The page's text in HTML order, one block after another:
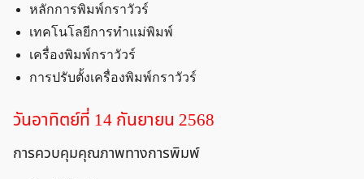
หลักการพิมพ์กราวัวร์
เทคโนโลยีการทำแม่พิมพ์
เครื่องพิมพ์กราวัวร์
การปรับตั้งเครื่องพิมพ์กราวัวร์
วันอาทิตย์ที่ 14 กันยายน 2568
การควบคุมคุณภาพทางการพิมพ์